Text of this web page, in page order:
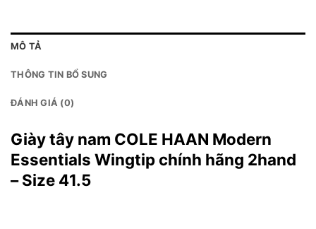
MÔ TẢ
THÔNG TIN BỔ SUNG
ĐÁNH GIÁ (0)
Giày tây nam COLE HAAN Modern
Essentials Wingtip chính hãng 2hand
– Size 41.5